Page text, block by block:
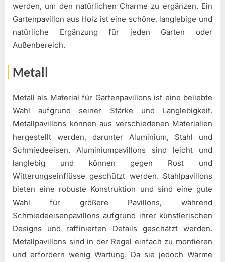
werden, um den natürlichen Charme zu ergänzen. Ein
Gartenpavillon aus Holz ist eine schöne, langlebige und
natürliche Ergänzung für jeden Garten oder
Außenbereich.
Metall
Metall als Material für Gartenpavillons ist eine beliebte
Wahl aufgrund seiner Stärke und Langlebigkeit.
Metallpavillons können aus verschiedenen Materialien
hergestellt werden, darunter Aluminium, Stahl und
Schmiedeeisen. Aluminiumpavillons sind leicht und
langlebig und können gegen Rost und
Witterungseinflüsse geschützt werden. Stahlpavillons
bieten eine robuste Konstruktion und sind eine gute
Wahl für größere Pavillons, während
Schmiedeeisenpavillons aufgrund ihrer künstlerischen
Designs und raffinierten Details geschätzt werden.
Metallpavillons sind in der Regel einfach zu montieren
und erfordern wenig Wartung. Da sie jedoch Wärme